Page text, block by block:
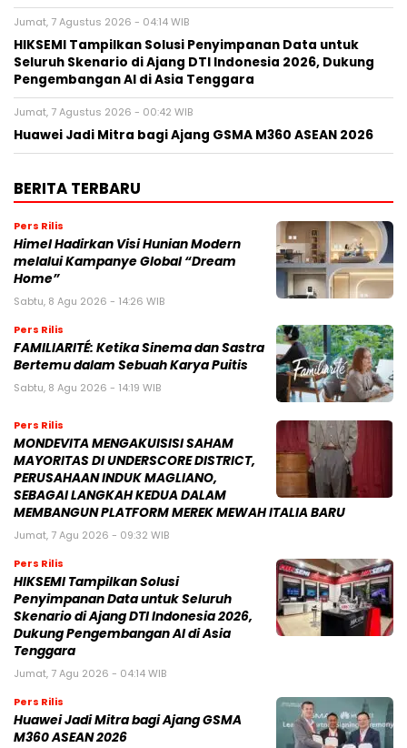
Jumat, 7 Agustus 2026 - 04:14 WIB
HIKSEMI Tampilkan Solusi Penyimpanan Data untuk
Seluruh Skenario di Ajang DTI Indonesia 2026, Dukung
Pengembangan AI di Asia Tenggara
Jumat, 7 Agustus 2026 - 00:42 WIB
Huawei Jadi Mitra bagi Ajang GSMA M360 ASEAN 2026
BERITA TERBARU
Pers Rilis
Himel Hadirkan Visi Hunian Modern
melalui Kampanye Global “Dream
Home”
Sabtu, 8 Agu 2026 - 14:26 WIB
Pers Rilis
FAMILIARITÉ: Ketika Sinema dan Sastra
Bertemu dalam Sebuah Karya Puitis
Sabtu, 8 Agu 2026 - 14:19 WIB
Pers Rilis
MONDEVITA MENGAKUISISI SAHAM
MAYORITAS DI UNDERSCORE DISTRICT,
PERUSAHAAN INDUK MAGLIANO,
SEBAGAI LANGKAH KEDUA DALAM
MEMBANGUN PLATFORM MEREK MEWAH ITALIA BARU
Jumat, 7 Agu 2026 - 09:32 WIB
Pers Rilis
HIKSEMI Tampilkan Solusi
Penyimpanan Data untuk Seluruh
Skenario di Ajang DTI Indonesia 2026,
Dukung Pengembangan AI di Asia
Tenggara
Jumat, 7 Agu 2026 - 04:14 WIB
Pers Rilis
Huawei Jadi Mitra bagi Ajang GSMA
M360 ASEAN 2026